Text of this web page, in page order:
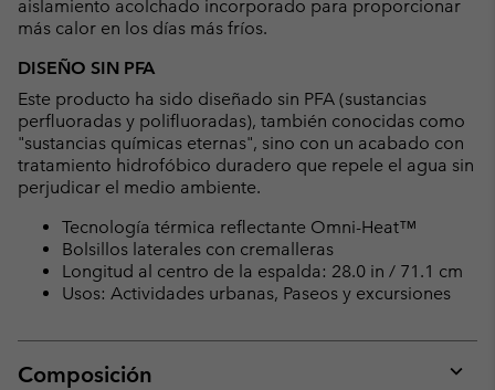
aislamiento acolchado incorporado para proporcionar
más calor en los días más fríos.
DISEÑO SIN PFA
Este producto ha sido diseñado sin PFA (sustancias
perfluoradas y polifluoradas), también conocidas como
"sustancias químicas eternas", sino con un acabado con
tratamiento hidrofóbico duradero que repele el agua sin
perjudicar el medio ambiente.
Tecnología térmica reflectante Omni-Heat™
Bolsillos laterales con cremalleras
Longitud al centro de la espalda: 28.0 in / 71.1 cm
Usos: Actividades urbanas, Paseos y excursiones
Composición